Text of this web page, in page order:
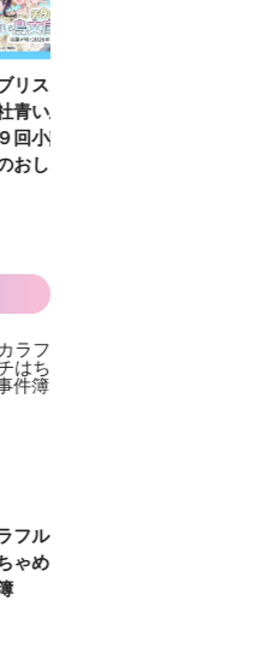
スタ×講
い鳥文庫
小説賞開
しらせ
ルピーチ
めちゃ事